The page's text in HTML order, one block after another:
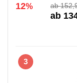
12%
3